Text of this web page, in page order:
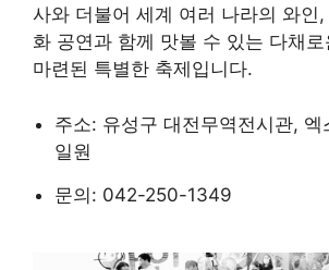
사와 더불어 세계 여러 나라의 와인
화 공연과 함께 맛볼 수 있는 다채
마련된 특별한 축제입니다.
주소: 유성구 대전무역전시관, 엑
일원
문의: 042-250-1349